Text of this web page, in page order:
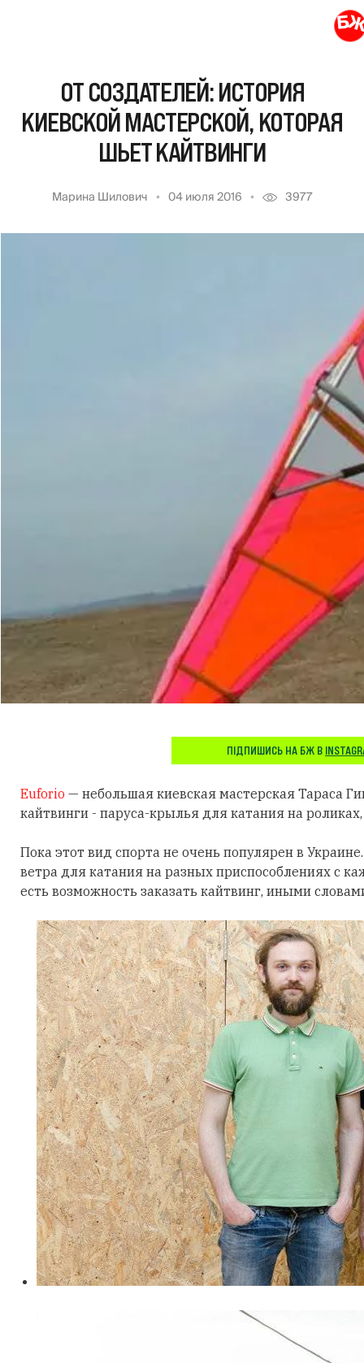
ОТ СОЗДАТЕЛЕЙ: ИСТОРИЯ
КИЕВСКОЙ МАСТЕРСКОЙ, КОТОРАЯ
ШЬЕТ КАЙТВИНГИ
Марина Шилович 04 июля 2016 3977
ПІДПИШИСЬ НА БЖ В
Euforio — небольшая киевская мастерская Тараса
кайтвинги - паруса-крылья для катания на
Пока этот вид спорта не очень популярен в
ветра для катания на разных приспособлениях с
есть возможность заказать кайтвинг, иными